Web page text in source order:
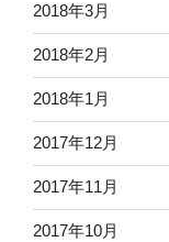
2018年3月
2018年2月
2018年1月
2017年12月
2017年11月
2017年10月